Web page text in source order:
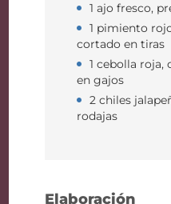
1 ajo fresco,
1 pimiento
cortado en tiras
1 cebolla roja,
en gajos
2 chiles
rodajas
Elaboración